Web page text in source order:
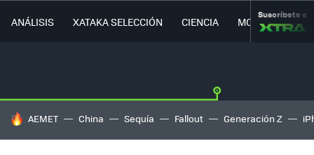
ANÁLISIS XATAKA SELECCIÓN CIENCIA MOVILIDAD
Suscríbete a
HOY SE HABLA DE
AEMET China Sequía Fallout Generación Z